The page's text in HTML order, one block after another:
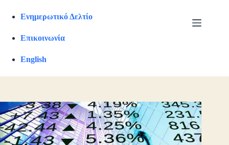
Ενημερωτικό Δελτίο
Επικοινωνία
English